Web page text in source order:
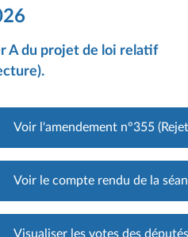
A du projet de loi relatif
Voir l'amendement n°355
Voir le compte rendu de la
Visualiser les votes des députés